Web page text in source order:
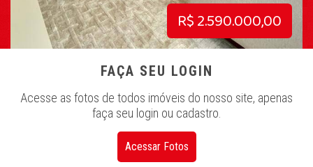
R$ 2.590.000,00
FAÇA SEU LOGIN
Acesse as fotos de todos imóveis do nosso site, apenas
faça seu login ou cadastro.
Acessar Fotos